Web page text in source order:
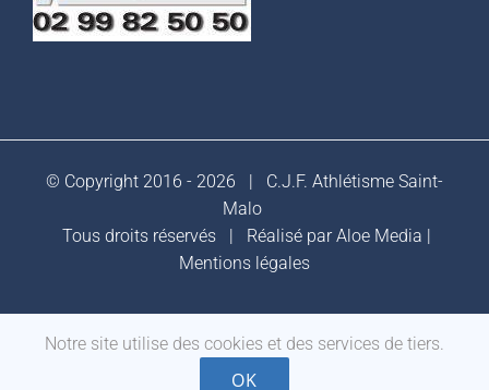
© Copyright 2016 - 2026 | C.J.F. Athlétisme Saint-
Malo
Tous droits réservés | Réalisé parAloe Media
Mentions légales
Facebook
Notre site utilise des cookies et des services de tiers.
OK